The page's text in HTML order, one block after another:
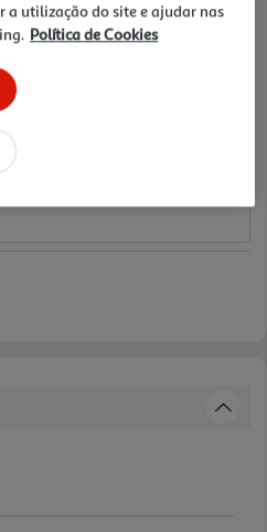
a utilização do site e ajudar nas
Política de Cookies